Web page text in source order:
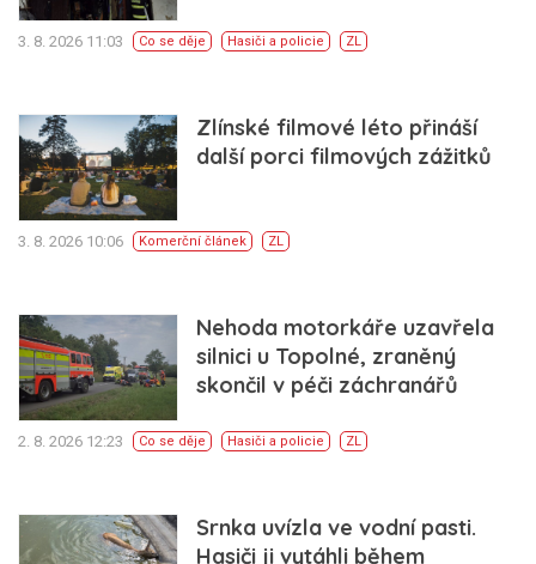
3. 8. 2026 11:03 Co se děje Hasiči a policie ZL
Zlínské filmové léto přináší
další porci filmových zážitků
3. 8. 2026 10:06 Komerční článek ZL
Nehoda motorkáře uzavřela
silnici u Topolné, zraněný
skončil v péči záchranářů
2. 8. 2026 12:23 Co se děje Hasiči a policie ZL
Srnka uvízla ve vodní pasti.
Hasiči ji vytáhli během